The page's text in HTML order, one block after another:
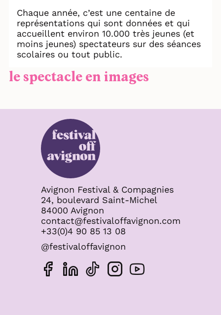
Chaque année, c’est une centaine de
représentations qui sont données et qui
accueillent environ 10.000 très jeunes (et
moins jeunes) spectateurs sur des séances
scolaires ou tout public.
le spectacle en images
Avignon Festival & Compagnies
24, boulevard Saint-Michel
84000 Avignon
contact@festivaloffavignon.com
+33(0)4 90 85 13 08
@festivaloffavignon